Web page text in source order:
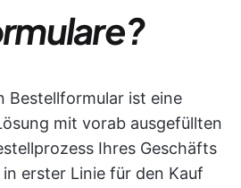
Bestellformular ist eine
mit vorab ausgefüllten
Ihres Geschäfts
erster Linie für den Kauf